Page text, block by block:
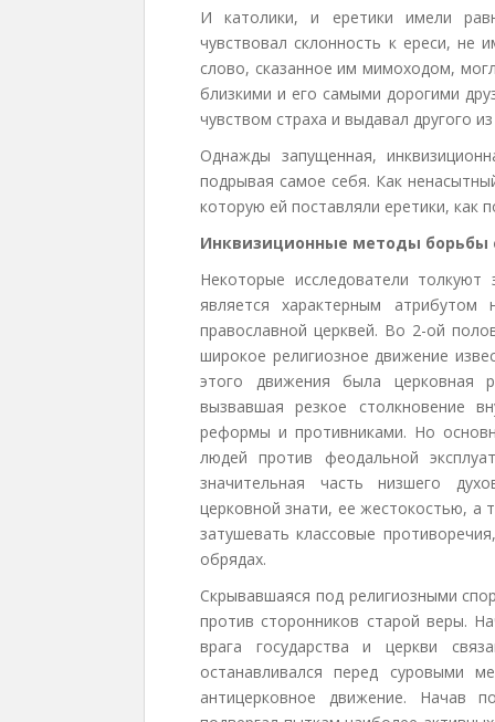
И католики, и еретики имели
чувствовал склонность к ереси,
слово, сказанное им мимоходом,
близкими и его самыми дорогими
чувством страха и выдавал другого
Однажды запущенная,
подрывая самое себя. Как
которую ей поставляли еретики,
Инквизиционные методы борьбы
Некоторые исследователи
является характерным
православной церквей. Во 2-ой
широкое религиозное движение
этого движения была церковная
вызвавшая резкое столкновение
реформы и противниками. Но
людей против феодальной
значительная часть низшего
церковной знати, ее жестокостью, а
затушевать классовые
обрядах.
Скрывавшаяся под религиозными
против сторонников старой веры.
врага государства и церкви
останавливался перед суровыми
антицерковное движение. Начав